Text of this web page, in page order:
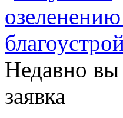
Недавно вы
заявка